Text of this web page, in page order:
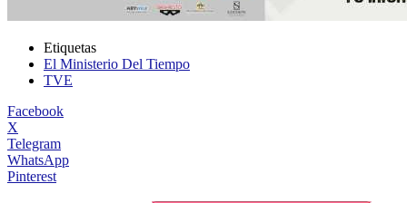
Etiquetas
El Ministerio Del Tiempo
TVE
Facebook
X
Telegram
WhatsApp
Pinterest